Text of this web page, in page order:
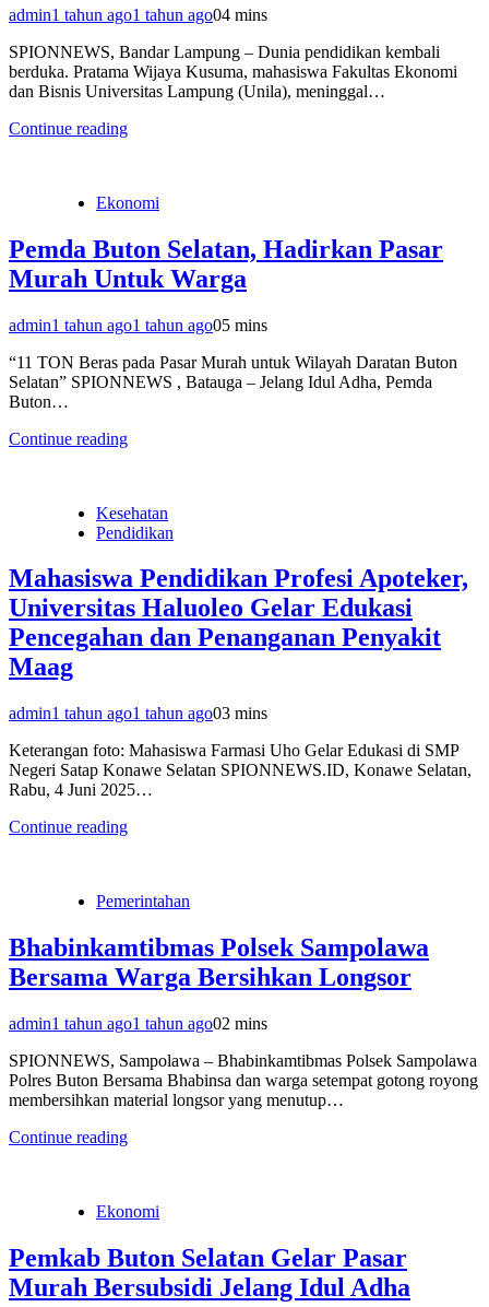
admin1 tahun ago1 tahun ago04 mins
SPIONNEWS, Bandar Lampung – Dunia pendidikan kembali
berduka. Pratama Wijaya Kusuma, mahasiswa Fakultas Ekonomi
dan Bisnis Universitas Lampung (Unila), meninggal…
Continue reading
Ekonomi
Pemda Buton Selatan, Hadirkan Pasar
Murah Untuk Warga
admin1 tahun ago1 tahun ago05 mins
“11 TON Beras pada Pasar Murah untuk Wilayah Daratan Buton
Selatan” SPIONNEWS , Batauga – Jelang Idul Adha, Pemda
Buton…
Continue reading
Kesehatan
Pendidikan
Mahasiswa Pendidikan Profesi Apoteker,
Universitas Haluoleo Gelar Edukasi
Pencegahan dan Penanganan Penyakit
Maag
admin1 tahun ago1 tahun ago03 mins
Keterangan foto: Mahasiswa Farmasi Uho Gelar Edukasi di SMP
Negeri Satap Konawe Selatan SPIONNEWS.ID, Konawe Selatan,
Rabu, 4 Juni 2025…
Continue reading
Pemerintahan
Bhabinkamtibmas Polsek Sampolawa
Bersama Warga Bersihkan Longsor
admin1 tahun ago1 tahun ago02 mins
SPIONNEWS, Sampolawa – Bhabinkamtibmas Polsek Sampolawa
Polres Buton Bersama Bhabinsa dan warga setempat gotong royong
membersihkan material longsor yang menutup…
Continue reading
Ekonomi
Pemkab Buton Selatan Gelar Pasar
Murah Bersubsidi Jelang Idul Adha